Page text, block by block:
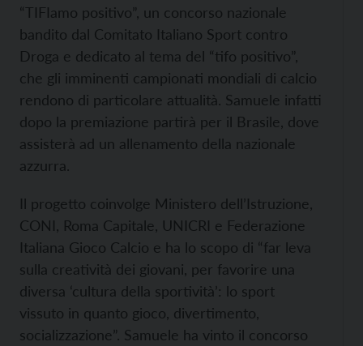
“TIFIamo positivo”, un concorso nazionale
bandito dal Comitato Italiano Sport contro
Droga e dedicato al tema del “tifo positivo”,
che gli imminenti campionati mondiali di calcio
rendono di particolare attualità. Samuele infatti
dopo la premiazione partirà per il Brasile, dove
assisterà ad un allenamento della nazionale
azzurra.
Il progetto coinvolge Ministero dell’Istruzione,
CONI, Roma Capitale, UNICRI e Federazione
Italiana Gioco Calcio e ha lo scopo di “far leva
sulla creatività dei giovani, per favorire una
diversa ‘cultura della sportività’: lo sport
vissuto in quanto gioco, divertimento,
socializzazione”. Samuele ha vinto il concorso